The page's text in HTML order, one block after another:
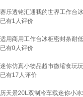
赛乐透铭汇通我的世界工作台
已有1 人评价
适用商用工作台冰柜密封条耐
已有0人评价
迷你仿真小物品超市微缩食玩
已有17 人评价
历天景20L双制冷车载迷你小